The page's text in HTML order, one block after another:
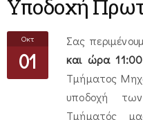
Υποδοχή
Οκτ
01
Σας
και ώρα 11:00
Τμήματος
υποδοχή
Τμήματός